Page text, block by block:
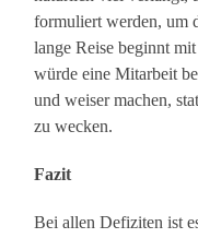
formuliert werden, um
lange Reise beginnt
würde eine Mitarbeit
und weiser machen,
zu wecken.
Fazit
Bei allen Defiziten ist